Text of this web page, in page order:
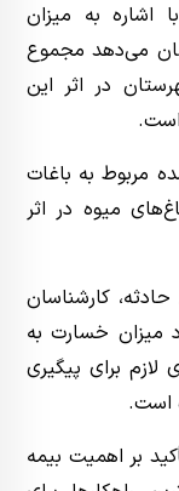
اشاره به میزان
می‌دهد مجموع
در اثر این
مربوط به باغات
میوه در اثر
کارشناسان
میزان خسارت به
برای پیگیری
است.
بر اهمیت بیمه